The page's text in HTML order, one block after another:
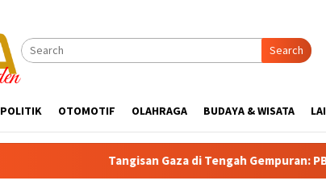
Search
POLITIK OTOMOTIF OLAHRAGA BUDAYA & WISATA
Tangisan Gaza di Tengah Gempuran: PBB Soroti